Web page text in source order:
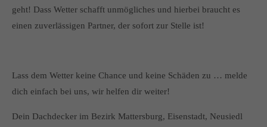
geht! Dass Wetter schafft unmögliches und hierbei braucht es
einen zuverlässigen Partner, der sofort zur Stelle ist!
Lass dem Wetter keine Chance und keine Schäden zu … melde
dich einfach bei uns, wir helfen dir weiter!
Dein Dachdecker im Bezirk Mattersburg, Eisenstadt, Neusiedl